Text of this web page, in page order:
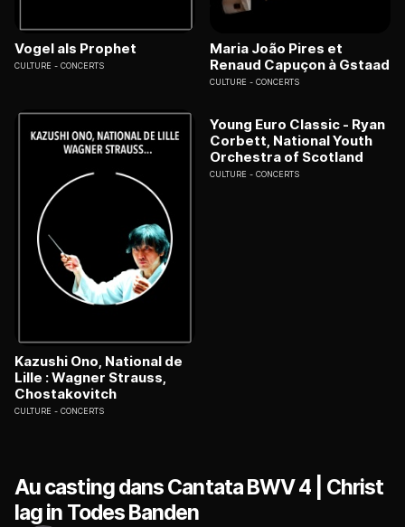
Vogel als Prophet
CULTURE CONCERTS
Maria João Pires et
Renaud Capuçon à Gstaad
CULTURE CONCERTS
Kazushi Ono, National de
Lille : Wagner Strauss,
Chostakovitch
CULTURE CONCERTS
Young Euro Classic - Ryan
Corbett, National Youth
Orchestra of Scotland
CULTURE CONCERTS
Au casting dans Cantata BWV 4 | Christ
lag in Todes Banden